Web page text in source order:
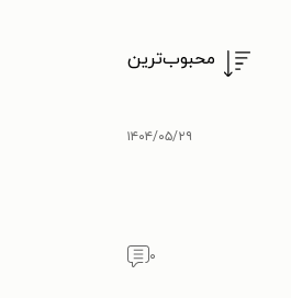
محبوب‌ترین
۱۴۰۴/۰۵/۲۹
۰